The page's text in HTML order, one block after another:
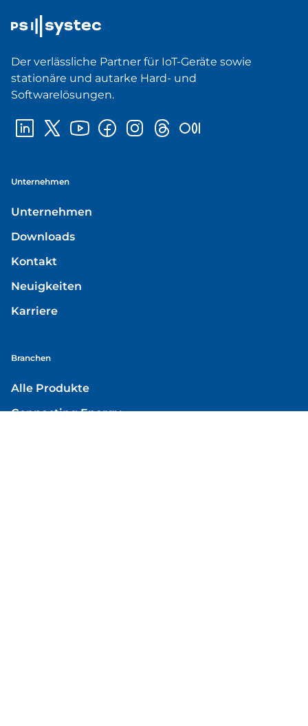
Der verlässliche Partner für IoT-Geräte sowie
stationäre und autarke Hard- und
Softwarelösungen.
Unternehmen
Unternehmen
Downloads
Kontakt
Neuigkeiten
Karriere
Branchen
Alle Produkte
Connecting Energy